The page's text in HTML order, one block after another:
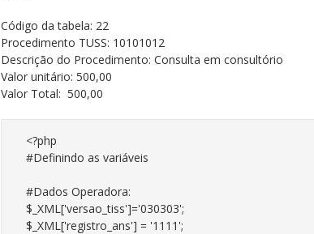
Código da tabela: 22
Procedimento TUSS: 10101012
Descrição do Procedimento: Consulta em consultório
Valor unitário: 500,00
Valor Total: 500,00
<?php
#Definindo as variáveis
#Dados Operadora:
$_XML['versao_tiss']='030303';
$_XML['registro_ans'] = '1111';